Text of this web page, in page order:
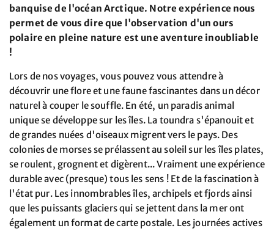
banquise de l'océan Arctique. Notre expérience nous
permet de vous dire que l'observation d'un ours
polaire en pleine nature est une aventure inoubliable
!
Lors de nos voyages, vous pouvez vous attendre à
découvrir une flore et une faune fascinantes dans un décor
naturel à couper le souffle. En été, un paradis animal
unique se développe sur les îles. La toundra s'épanouit et
de grandes nuées d'oiseaux migrent vers le pays. Des
colonies de morses se prélassent au soleil sur les îles plates,
se roulent, grognent et digèrent... Vraiment une expérience
durable avec (presque) tous les sens ! Et de la fascination à
l'état pur. Les innombrables îles, archipels et fjords ainsi
que les puissants glaciers qui se jettent dans la mer ont
également un format de carte postale. Les journées actives